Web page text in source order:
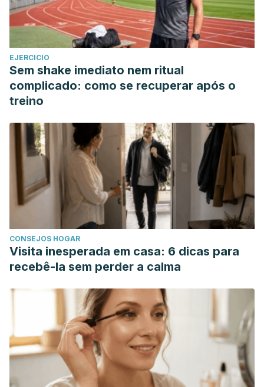
https://doi.org/10.1016/j.bcp.2012.07.018
Cerda, E. (2005). Mechanics of scars. Journal of
Biomechanics.
https://doi.org/10.1016/j.jbiomech.2004.07.026
Ashiq, S., Hussain, M., & Ahmad, B. (2014). Natural
occurrence of mycotoxins in medicinal plants: A review.
https://doi.org/10.1016/j.fgb.2014.02.005
TeensHealth from Nemours (2019).
https://kidshealth.org/es/teens/wounds-esp.html?
ref=search
Biblioteca de Salud, Sanitas (2020).
https://www.sanitas.es/sanitas/seguros/es/particulares/
de-salud/estetica/cicatrices.html
Mariel Carlderón- Oliver, María Alejandra Quiñones Pena &
José Pedraza-Chaverri (2011). Efectos benéficos del Aloe
https://www.medigraphic.com/pdfs/vertientes/vre-
2011/vre112a.pdf
Esther Azón López, Javier Hernández Pérez & Eduardo
Mir Ramos (2013). Evidencia científica sobre el uso del
aceite de rosa mosqueta en el embarazo: una revisión de
la bibliografía. Medicina Naturista.
EJERCICIO
Sem shake imediato nem ritual
complicado: como se recuperar após o
treino
CONSEJOS HOGAR
Visita inesperada em casa: 6 dicas para
recebê-la sem perder a calma